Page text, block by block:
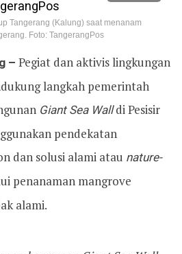
Tangerang (Kalung) saat menanam
Foto: TangerangPos
– Pegiat dan aktivis lingkungan
langkah pemerintah
Giant Sea Walldi Pesisir
pendekatan
dan solusi alami atau nature-
penanaman mangrove
alami.